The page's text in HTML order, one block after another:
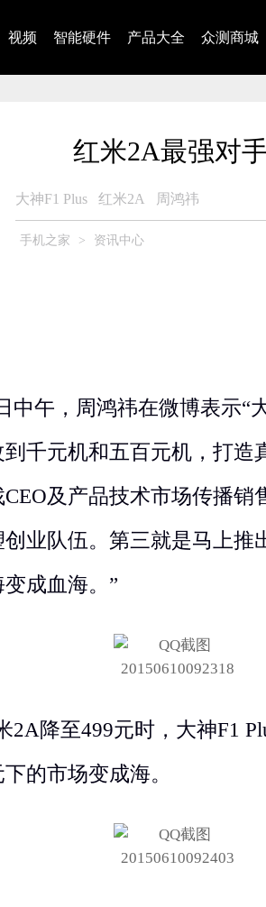
视频 智能硬件 产品大全 众测商城
红米2A最强对
大神F1 Plus 红米2A 周鸿祎
手机之家 > 资讯中心
中午，周鸿祎在微博表示“
到千元机和五百元机，打造
及产品技术市场传播销
创业队伍。第三就是马上推
成血海。”
2A降至499元时，大神F1
的市场变成海。